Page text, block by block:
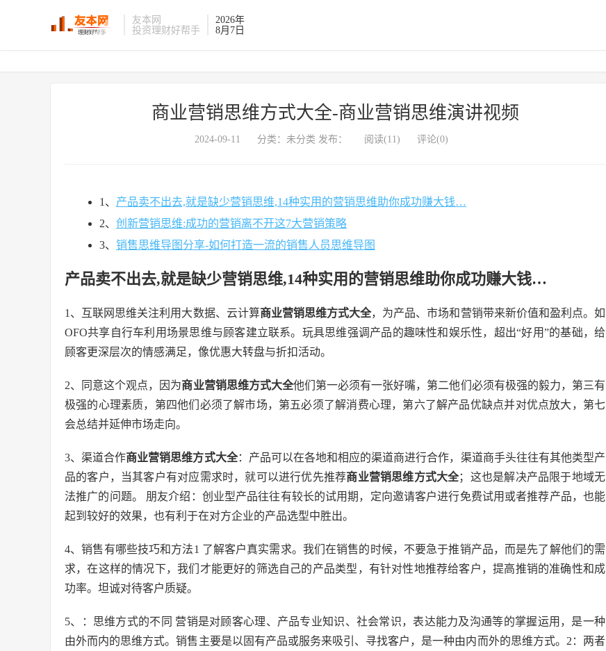
友本网
投资理财好帮手
2026年
8月7日
商业营销思维方式大全-商业营销思维演讲视频
2024-09-11 分类：未分类 发布： 阅读(11) 评论(0)
1、 产品卖不出去,就是缺少营销思维,14种实用的营销思维助你成功赚大钱…
2、 创新营销思维:成功的营销离不开这7大营销策略
3、 销售思维导图分享-如何打造一流的销售人员思维导图
产品卖不出去,就是缺少营销思维,14种实用的营销思维助你成功赚大钱…
1、互联网思维关注利用大数据、云计算商业营销思维方式大全，为产品、市场和营销带来新价值和盈利点。如
OFO共享自行车利用场景思维与顾客建立联系。玩具思维强调产品的趣味性和娱乐性，超出“好用”的基础，给
顾客更深层次的情感满足，像优惠大转盘与折扣活动。
2、同意这个观点，因为商业营销思维方式大全他们第一必须有一张好嘴，第二他们必须有极强的毅力，第三有
极强的心理素质，第四他们必须了解市场，第五必须了解消费心理，第六了解产品优缺点并对优点放大，第七
会总结并延伸市场走向。
3、渠道合作商业营销思维方式大全：产品可以在各地和相应的渠道商进行合作，渠道商手头往往有其他类型产
品的客户，当其客户有对应需求时，就可以进行优先推荐商业营销思维方式大全；这也是解决产品限于地域无
法推广的问题。 朋友介绍：创业型产品往往有较长的试用期，定向邀请客户进行免费试用或者推荐产品，也能
起到较好的效果，也有利于在对方企业的产品选型中胜出。
4、销售有哪些技巧和方法1 了解客户真实需求。我们在销售的时候，不要急于推销产品，而是先了解他们的需
求，在这样的情况下，我们才能更好的筛选自己的产品类型，有针对性地推荐给客户，提高推销的准确性和成
功率。坦诚对待客户质疑。
5、：思维方式的不同 营销是对顾客心理、产品专业知识、社会常识，表达能力及沟通等的掌握运用，是一种
由外而内的思维方式。销售主要是以固有产品或服务来吸引、寻找客户，是一种由内而外的思维方式。2：两者